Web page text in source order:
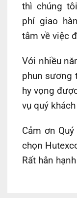
thì chúng
phí giao
tâm về việc
Với nhiều
phun sương
hy vọng
vụ quý
Cảm ơn
chọn
Rất hân